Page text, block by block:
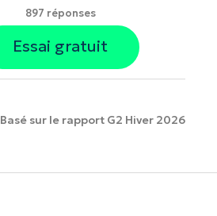
897 réponses
Essai gratuit
Basé sur le rapport G2 Hiver 2026